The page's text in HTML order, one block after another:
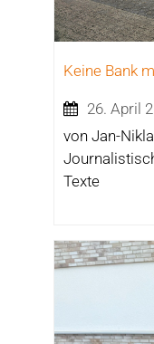
Keine Bank
26. April
von Jan-
Texte